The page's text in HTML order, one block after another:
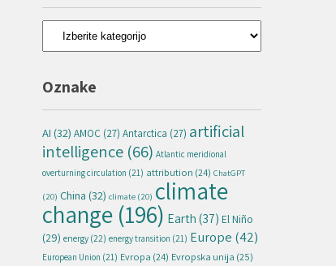
Kategorije
Oznake
AI (32) AMOC (27) Antarctica (27) artificial
intelligence (66) Atlantic meridional
overturning circulation (21) attribution (24) ChatGPT
(20) China (32) climate (20) climate
change (196) Earth (37) El Niño
(29) energy (22) energy transition (21) Europe (42)
European Union (21) Evropa (24) Evropska unija (25)